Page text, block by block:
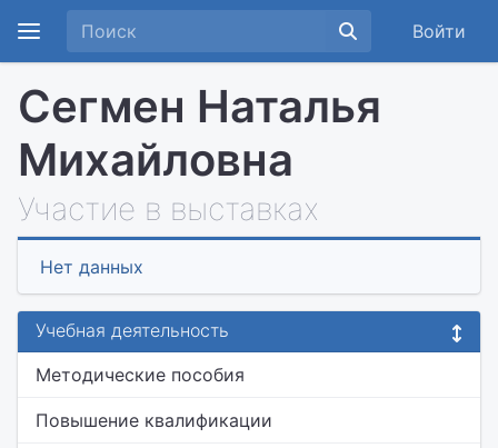
Войти
Сегмен Наталья
Михайловна
Участие в выставках
Нет данных
Учебная деятельность
Методические пособия
Повышение квалификации